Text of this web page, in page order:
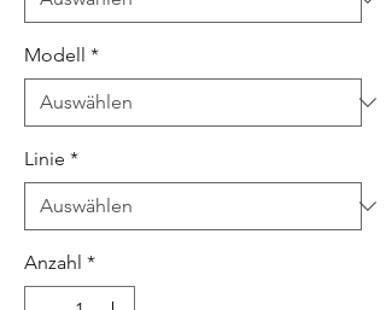
Modell *
Linie *
Anzahl *